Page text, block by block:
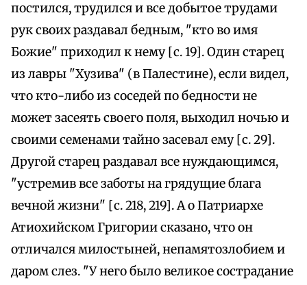
постился, трудился и все добытое трудами
рук своих раздавал бедным, "кто во имя
Божие" приходил к нему [с. 19]. Один старец
из лавры "Хузива" (в Палестине), если видел,
что кто-либо из соседей по бедности не
может засеять своего поля, выходил ночью и
своими семенами тайно засевал ему [с. 29].
Другой старец раздавал все нуждающимся,
"устремив все заботы на грядущие блага
вечной жизни" [с. 218, 219]. А о Патриархе
Атиохийском Григории сказано, что он
отличался милостыней, непамятозлобием и
даром слез. "У него было великое сострадание